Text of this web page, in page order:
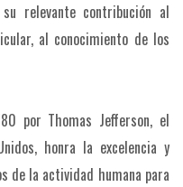
relevante contribución al
al conocimiento de los
por Thomas Jefferson, el
honra la excelencia y
de la actividad humana para